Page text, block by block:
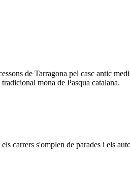
de Tarragona pel casc antic
mona de Pasqua catalana.
carrers s'omplen de parades i els